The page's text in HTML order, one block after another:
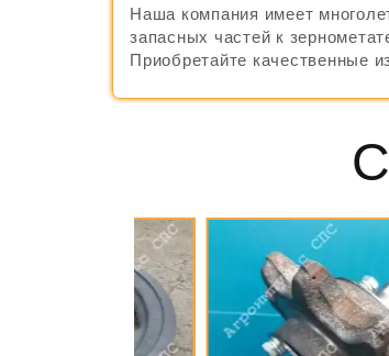
Наша компания имеет
запасных частей к
Приобретайте качественные